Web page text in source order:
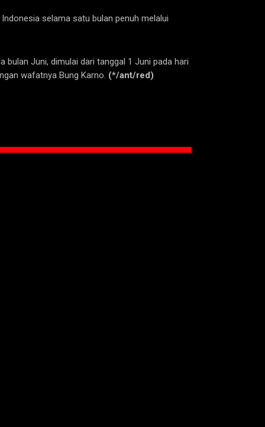
selama satu bulan penuh melalui
bulan Juni, dimulai dari tanggal 1 Juni pada hari
wafatnya Bung Karno. (*/ant/red)